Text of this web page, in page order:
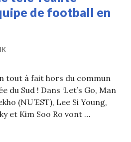
de football en
tout à fait hors du commun
du Sud ! Dans ‘Let’s Go, Man
(NU’EST), Lee Si Young,
et Kim Soo Ro vont …
(EXO) et Baekho (NU’EST)